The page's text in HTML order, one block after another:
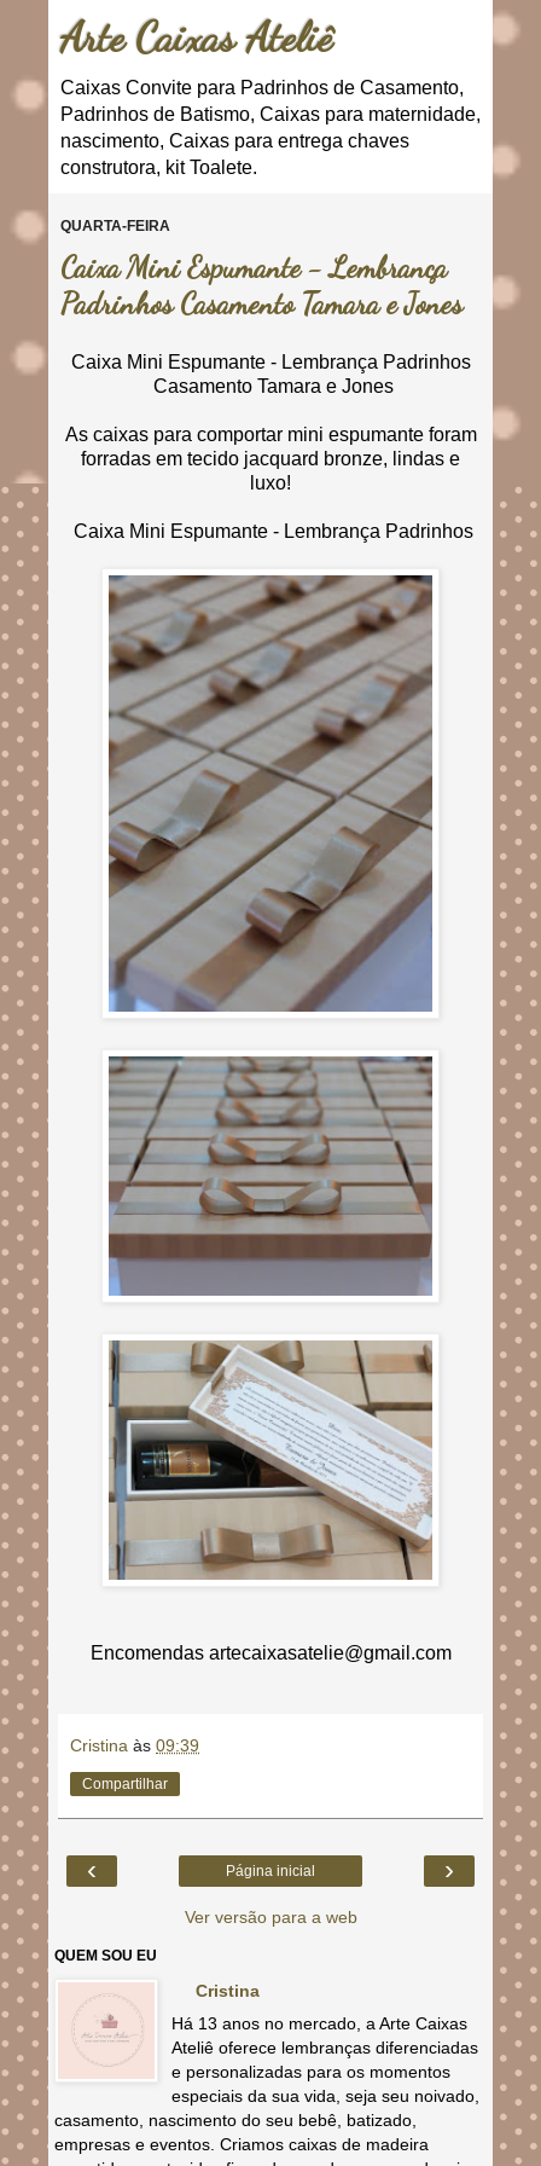
Arte Caixas Ateliê
Caixas Convite para Padrinhos de Casamento,
Padrinhos de Batismo, Caixas para maternidade,
nascimento, Caixas para entrega chaves
construtora, kit Toalete.
QUARTA-FEIRA
Caixa Mini Espumante - Lembrança
Padrinhos Casamento Tamara e Jones
Caixa Mini Espumante - Lembrança Padrinhos
Casamento Tamara e Jones
As caixas para comportar mini espumante foram
forradas em tecido jacquard bronze, lindas e
luxo!
Caixa Mini Espumante - Lembrança Padrinhos
Encomendas artecaixasatelie@gmail.com
Cristina às 09:39
Compartilhar
‹ ›
Página inicial
Ver versão para a web
QUEM SOU EU
Cristina
Há 13 anos no mercado, a Arte Caixas
Ateliê oferece lembranças diferenciadas
e personalizadas para os momentos
especiais da sua vida, seja seu noivado,
casamento, nascimento do seu bebê, batizado,
empresas e eventos. Criamos caixas de madeira